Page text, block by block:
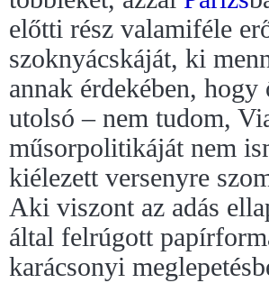
előtti rész valamiféle
szoknyácskáját, ki
annak érdekében,
utolsó – nem tudom,
műsorpolitikáját nem
kiélezett versenyre
Aki viszont az adás
által felrúgott
karácsonyi